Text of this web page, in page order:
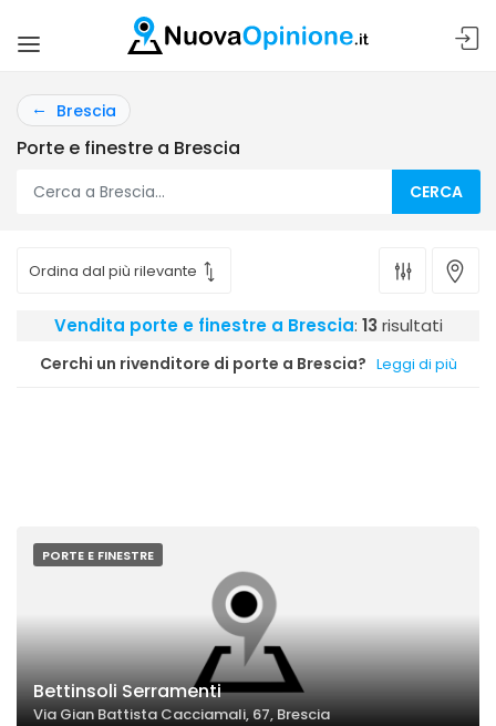
Brescia
Porte e finestre a Brescia
CERCA
Vendita porte e finestre a Brescia: 13 risultati
Cerchi un rivenditore di porte a Brescia? Leggi di più
PORTE E FINESTRE
Bettinsoli Serramenti
Via Gian Battista Cacciamali, 67, Brescia